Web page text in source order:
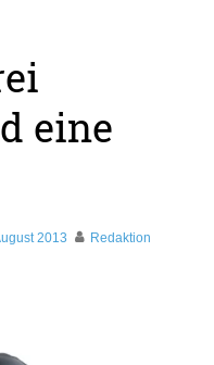
eine
2013 Redaktion